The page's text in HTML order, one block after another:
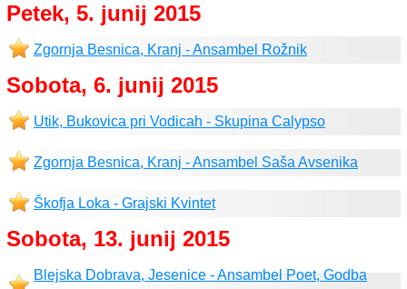
Petek, 5. junij 2015
Zgornja Besnica, Kranj - Ansambel Rožnik
Sobota, 6. junij 2015
Utik, Bukovica pri Vodicah - Skupina Calypso
Zgornja Besnica, Kranj - Ansambel Saša Avsenika
Škofja Loka - Grajski Kvintet
Sobota, 13. junij 2015
Blejska Dobrava, Jesenice - Ansambel Poet, Godba